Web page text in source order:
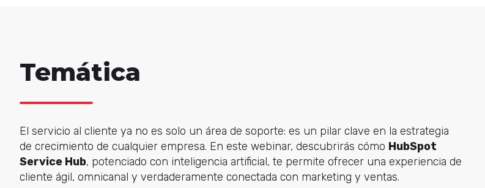
Temática
El servicio al cliente ya no es solo un área de soporte: es un pilar clave en la estrategia
de crecimiento de cualquier empresa. En este webinar, descubrirás cómo HubSpot
Service Hub, potenciado con inteligencia artificial, te permite ofrecer una experiencia de
cliente ágil, omnicanal y verdaderamente conectada con marketing y ventas.